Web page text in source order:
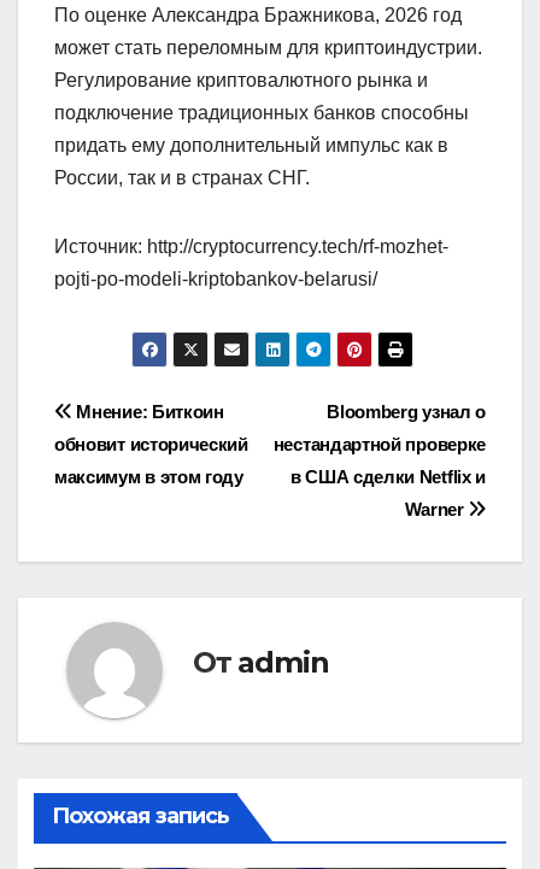
По оценке Александра Бражникова, 2026 год
может стать переломным для криптоиндустрии.
Регулирование криптовалютного рынка и
подключение традиционных банков способны
придать ему дополнительный импульс как в
России, так и в странах СНГ.
Источник: http://cryptocurrency.tech/rf-mozhet-
pojti-po-modeli-kriptobankov-belarusi/
Навигация
по
Bloomberg узнал о
нестандартной проверке
в США сделки Netflix и
Warner
Мнение: Биткоин
обновит исторический
максимум в этом году
От admin
Похожая запись